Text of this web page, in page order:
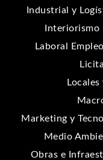
Industrial y
Interiorismo
Laboral Empleo
Marketing y
Medio
Obras e